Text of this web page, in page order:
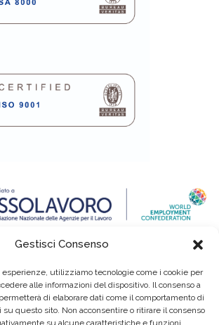
Gestisci Consenso
esperienze, utilizziamo tecnologie come i cookie per
alle informazioni del dispositivo. Il consenso a
di elaborare dati come il comportamento di
su questo sito. Non acconsentire o ritirare il consenso
su alcune caratteristiche e funzioni.